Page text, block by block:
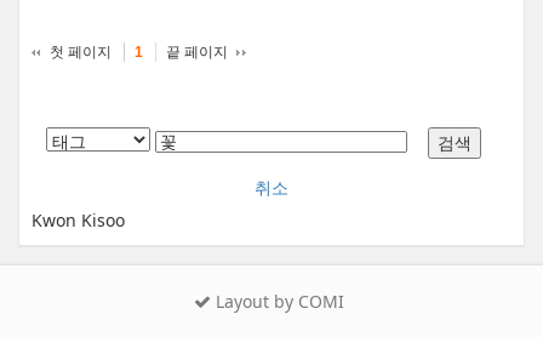
첫 페이지 1 끝 페이지
취소
Kwon Kisoo
Layout by COMI